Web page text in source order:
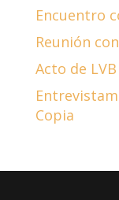
Encuentro
Reunión
Acto de LVB
Copia